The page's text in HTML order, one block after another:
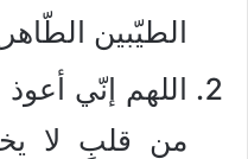
الطيّبين
اللهم إنّي
من قلبٍ لا